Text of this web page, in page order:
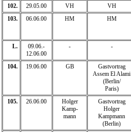
102.
29.05.00 VH VH
103.
06.06.00 HM HM
L.
09.06.-
12.06.00
- -
104.
19.06.00 GB
Gastvortrag
Assem El Alami
(Berlin/
Paris)
105. 26.06.00
Holger
Kamp-
mann
Gastvortrag
Holger
Kampmann
(Berlin)